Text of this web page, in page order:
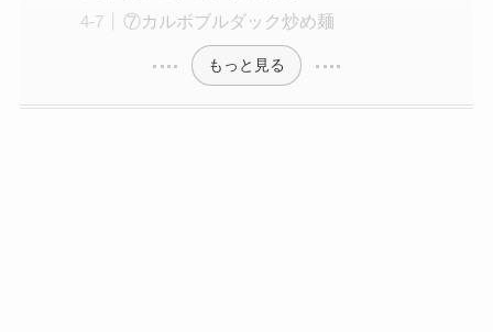
⑦カルボブルダック炒め麺
もっと見る